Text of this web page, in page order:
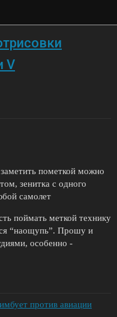
V
пометкой можно
зенитка с одного
самолет
поймать меткой технику
“наощупь”. Прошу и
особенно -
против авиации